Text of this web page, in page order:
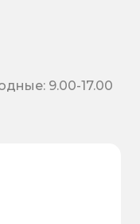
9.00-17.00